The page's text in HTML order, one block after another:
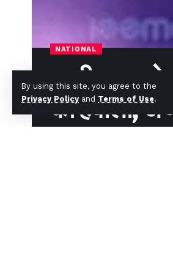
By using this site, you agree to the
Privacy Policy and Terms of Use.
NATIONAL
अजीत रानाडे
का हवाला;